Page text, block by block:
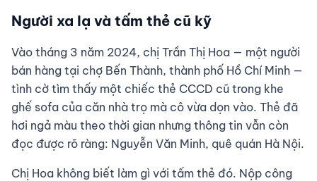
Người xa lạ và tấm thẻ cũ kỹ
Vào tháng 3 năm 2024, chị Trần Thị Hoa — một người
bán hàng tại chợ Bến Thành, thành phố Hồ Chí Minh —
tình cờ tìm thấy một chiếc thẻ CCCD cũ trong khe
ghế sofa của căn nhà trọ mà cô vừa dọn vào. Thẻ đã
hơi ngả màu theo thời gian nhưng thông tin vẫn còn
đọc được rõ ràng: Nguyễn Văn Minh, quê quán Hà Nội.
Chị Hoa không biết làm gì với tấm thẻ đó. Nộp công